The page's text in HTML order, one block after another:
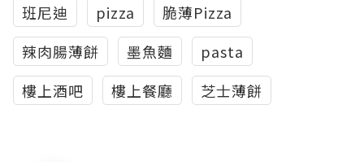
班尼迪
pizza
脆薄Pizza
辣肉腸薄餅
墨魚麵
pasta
樓上酒吧
樓上餐廳 芝士薄餅